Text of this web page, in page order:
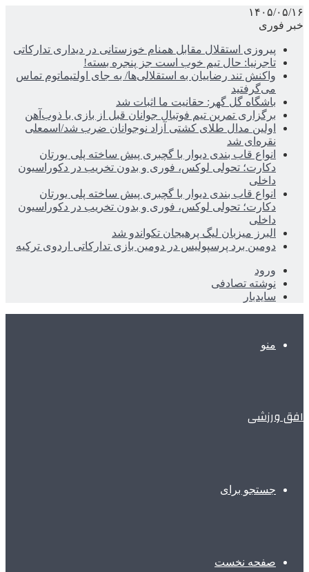
۱۴۰۵/۰۵/۱۶
خبر فوری
پیروزی استقلال مقابل همنام خوزستانی در دیداری تدارکاتی
تاجرنیا: حال تیم خوب است جز پنجره بسته!
واکنش تند رضاییان به استقلالی‌ها/ به جای اولتیماتوم تماس
می‌گرفتید
باشگاه گل گهر: حقانیت ما اثبات شد
برگزاری تمرین تیم فوتبال جوانان قبل از بازی با ذوب‌آهن
اولین مدال طلای کشتی آزاد نوجوانان ضرب شد/اسمعلی
نقره‌ای شد
انواع قاب بندی دیوار با گچبری پیش ساخته پلی یورتان
دکارت؛ تحولی لوکس، فوری و بدون تخریب در دکوراسیون
داخلی
انواع قاب بندی دیوار با گچبری پیش ساخته پلی یورتان
دکارت؛ تحولی لوکس، فوری و بدون تخریب در دکوراسیون
داخلی
البرز میزبان لیگ پرهیجان تکواندو شد
دومین برد پرسپولیس در دومین بازی تدارکاتی اردوی ترکیه
ورود
نوشته تصادفی
سایدبار
منو
افق ورزشی
جستجو برای
صفحه نخست